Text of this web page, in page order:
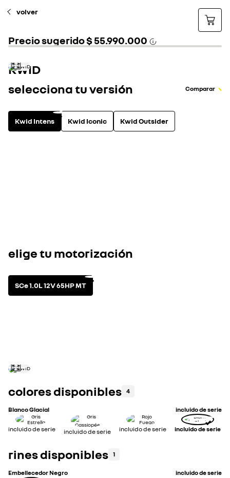
volver
Precio sugerido$ 55.990.000
KWID
selecciona tu versión
Comparar
Kwid Intens Kwid Iconic Kwid Outsider
elige tu motorización
SCe 1.0L 12V 65HP MT
colores disponibles 4
Blanco Glacial incluido de serie
incluido de serie incluido de serie incluido de serie incluido de serie
rines disponibles 1
Embellecedor Negro incluido de serie